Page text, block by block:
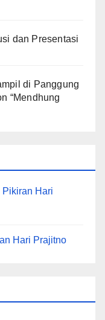
dan Presentasi
di Panggung
“Mendhung
Pikiran Hari
Hari Prajitno